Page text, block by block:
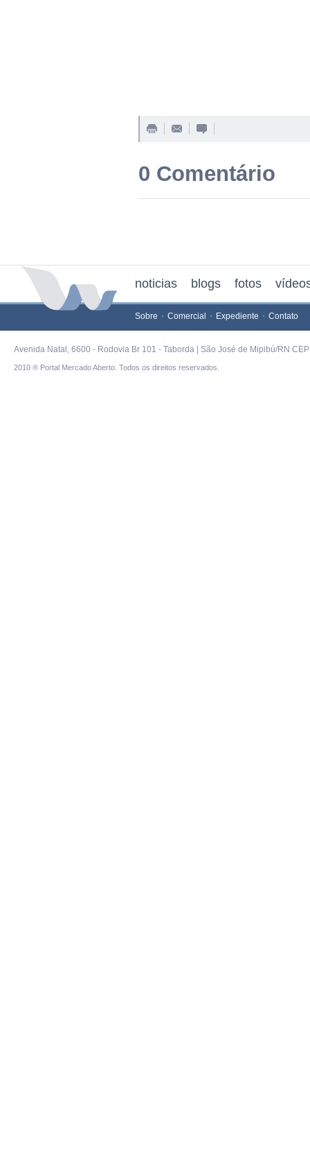
0 Comentário
noticias blogs fotos
Sobre Comercial Expediente Contato
Avenida Natal, 6600 - Rodovia Br 101 - Taborda | São José de Mipibú/RN
2010 ® Portal Mercado Aberto. Todos os direitos reservados.